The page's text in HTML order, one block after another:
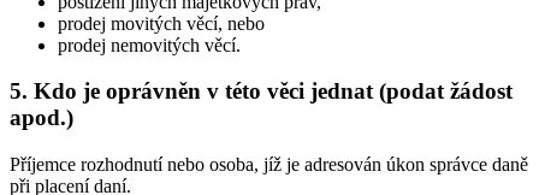
prodej movitých věcí, nebo
prodej nemovitých věcí.
5. Kdo je oprávněn v této věci jednat (podat žádost
apod.)
Příjemce rozhodnutí nebo osoba, jíž je adresován úkon správce daně
při placení daní.